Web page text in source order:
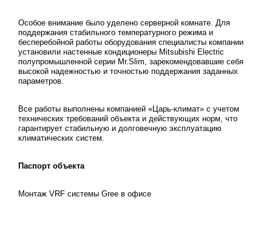
Особое внимание было уделено серверной комнате. Для
поддержания стабильного температурного режима и
бесперебойной работы оборудования специалисты компании
установили настенные кондиционеры Mitsubishi Electric
полупромышленной серии Mr.Slim, зарекомендовавшие себя
высокой надежностью и точностью поддержания заданных
параметров.
Все работы выполнены компанией «Царь-климат» с учетом
технических требований объекта и действующих норм, что
гарантирует стабильную и долговечную эксплуатацию
климатических систем.
Паспорт объекта
Монтаж VRF системы Gree в офисе